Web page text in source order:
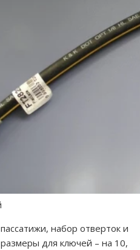
набор отверток и
для ключей – на 10,